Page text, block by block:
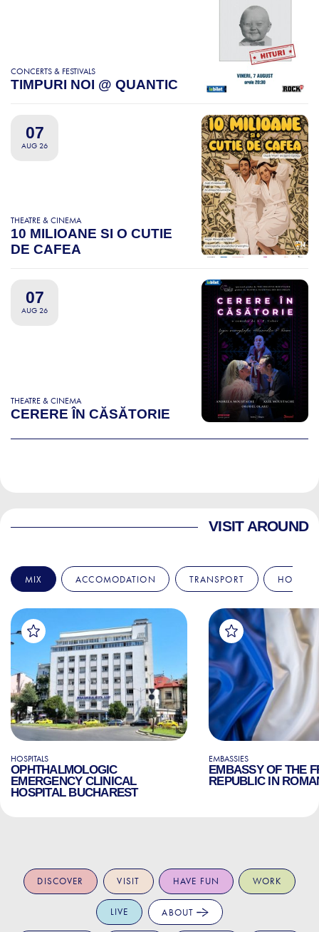
CONCERTS & FESTIVALS
TIMPURI NOI @ QUANTIC
07
AUG 26
THEATRE & CINEMA
10 MILIOANE SI O CUTIE
DE CAFEA
07
AUG 26
THEATRE & CINEMA
CERERE ÎN CĂSĂTORIE
VISIT AROUND
MIX ACCOMODATION TRANSPORT
HOSPITALS
OPHTHALMOLOGIC
EMERGENCY CLINICAL
HOSPITAL BUCHAREST
EMBASSIES
EMBASSY OF THE
REPUBLIC IN
DISCOVER VISIT HAVE FUN WORK
LIVE ABOUT